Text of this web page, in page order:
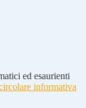
ed esaurienti
informativa